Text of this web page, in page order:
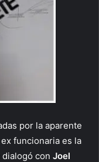
por la aparente
funcionaria es la
dialogó con Joel